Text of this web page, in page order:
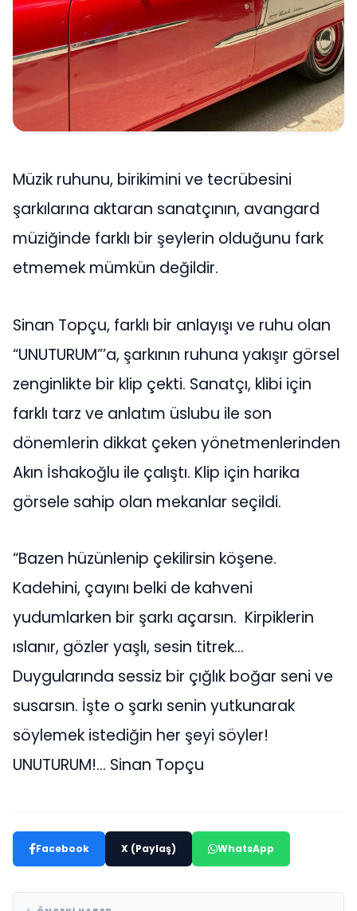
Müzik ruhunu, birikimini ve tecrübesini
şarkılarına aktaran sanatçının, avangard
müziğinde farklı bir şeylerin olduğunu fark
etmemek mümkün değildir.
Sinan Topçu, farklı bir anlayışı ve ruhu olan
“UNUTURUM”’a, şarkının ruhuna yakışır görsel
zenginlikte bir klip çekti. Sanatçı, klibi için
farklı tarz ve anlatım üslubu ile son
dönemlerin dikkat çeken yönetmenlerinden
Akın İshakoğlu ile çalıştı. Klip için harika
görsele sahip olan mekanlar seçildi.
“Bazen hüzünlenip çekilirsin köşene.
Kadehini, çayını belki de kahveni
yudumlarken bir şarkı açarsın. Kirpiklerin
ıslanır, gözler yaşlı, sesin titrek…
Duygularında sessiz bir çığlık boğar seni ve
susarsın. İşte o şarkı senin yutkunarak
söylemek istediğin her şeyi söyler!
UNUTURUM!… Sinan Topçu
Facebook X (Paylaş) WhatsApp